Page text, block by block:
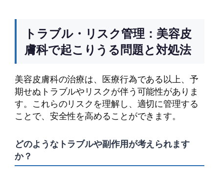
トラブル・リスク管理：美容皮
膚科で起こりうる問題と対処法
美容皮膚科の治療は、医療行為である以上、予
期せぬトラブルやリスクが伴う可能性がありま
す。これらのリスクを理解し、適切に管理する
ことで、安全性を高めることができます。
どのようなトラブルや副作用が考えられます
か？